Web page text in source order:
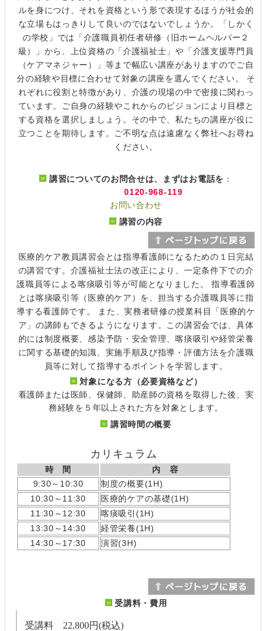
ルを身につけ、それを資格という形で表現するほうが社会的
な立場もはっきりして良いのではないでしょうか。「しかく
の学校」では「介護職員初任者研修（旧ホームヘルパー２
級）」から、上位資格の「介護福祉士」や「介護支援専門員
（ケアマネジャー）」等まで幅広い講座がありますのでご自
分の経験や目標に合わせて対象の講座を選んでください。 そ
れぞれに役割と特徴があり、介護の現場の中で密接に関わっ
ています。ご自身の経験やこれからのビジョンにより目標と
する資格を選択しましょう。その中で、私たちの講座が役に
立つことを期待します。ご不明な点は遠慮なく弊社へお尋ね
ください。
講習についてのお問合せは、まずはお電話を ：
0120-968-119
お問い合わせ
講習の内容
医療的ケア教員講習会とは指導看護師になるための１日完結
の講習です。介護福祉士法の改正により、一定条件下での介
護職員等による喀痰吸引等が可能となりました。 指導看護師
とは喀痰吸引等（医療的ケア）を、担当する介護職員等に指
導する看護師です。 また、実務者研修の授業科目「医療的ケ
ア」の講師もできるようになります。この講習会では、具体
的には制度概要、感染予防・安全管理、喀痰吸引や経管栄養
に関する基礎的知識、実施手順及び指導・評価方法を介護職
員等に対して指導するポイントを学習します。
対象になる方（必要資格など）
看護師または医師、保健師、助産師の資格を取得した後、実
務経験を５年以上された方を対象とします。
講習時間の概要
カリキュラム
時 間
内 容
9:30～10:30
制度の概要(1H)
10:30～11:30
医療的ケアの基礎(1H)
11:30～12:30
喀痰吸引(1H)
13:30～14:30
経管栄養(1H)
14:30～17:30
演習(3H)
受講料・費用
受講料 22,800円(税込)